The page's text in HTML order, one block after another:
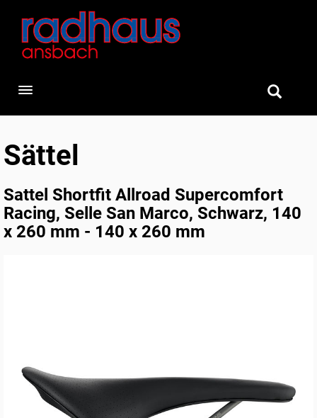
Toggle navigation
Sättel
Sattel Shortfit Allroad Supercomfort
Racing, Selle San Marco, Schwarz, 140
x 260 mm - 140 x 260 mm